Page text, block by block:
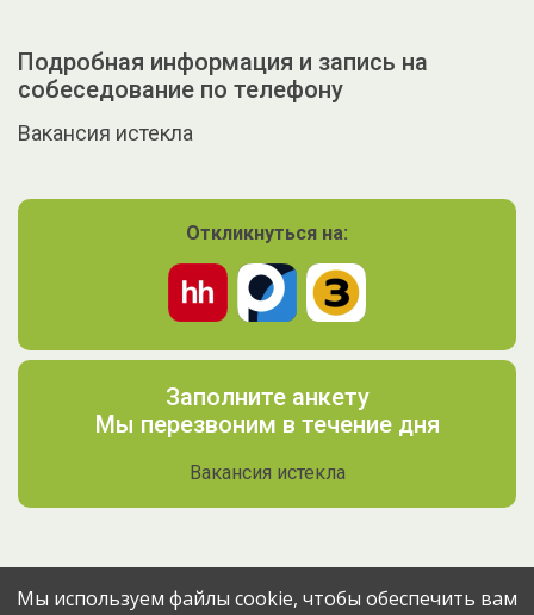
Подробная информация и запись на
собеседование по телефону
Вакансия истекла
Откликнуться на:
Заполните анкету
Мы перезвоним в течение дня
Вакансия истекла
Мы используем файлы cookie, чтобы обеспечить вам